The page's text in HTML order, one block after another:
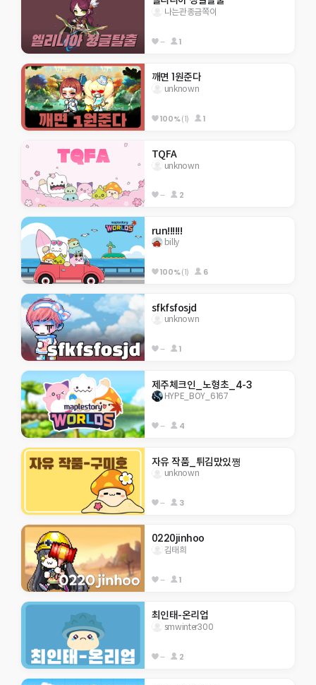
나는관종금쪽이
-- 1
깨면 1원준다
unknown
100%(1) 1
TQFA
unknown
-- 2
run!!!!!!
billy
100%(1) 6
sfkfsfosjd
unknown
-- 1
제주체크인_노형초_4-3
HYPE_BOY_6167
-- 4
자유 작품_튀김맜있쪙
unknown
-- 3
0220jinhoo
김태희
-- 1
최인태-온리업
smwinter300
-- 2